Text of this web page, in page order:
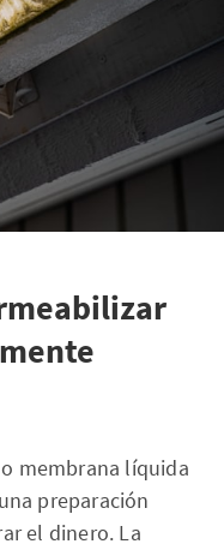
membrana líquida
preparación
el dinero. La